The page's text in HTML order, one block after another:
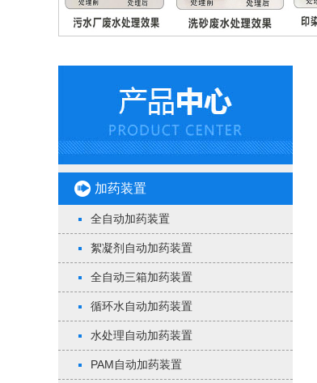
加药装置
全自动加药装置
絮凝剂自动加药装置
全自动三箱加药装置
循环水自动加药装置
水处理自动加药装置
PAM自动加药装置